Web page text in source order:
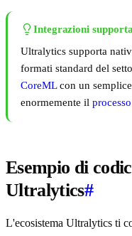
Integrazioni
Ultralytics supporta
formati standard del
CoreMLcon un
enormemente il
Esempio di
Ultralytics#
L'ecosistema Ultralytics ti